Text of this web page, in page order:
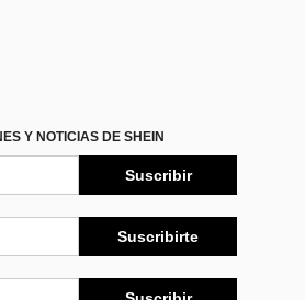
Y NOTICIAS DE SHEIN
Suscribir
Suscribirte